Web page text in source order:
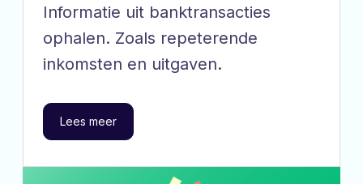
Informatie uit banktransacties
ophalen. Zoals repeterende
inkomsten en uitgaven.
Lees meer